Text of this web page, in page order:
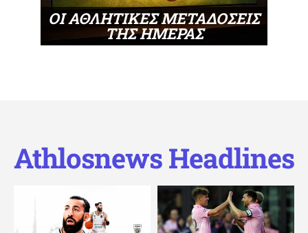
ΟΙ ΑΘΛΗΤΙΚΕΣ ΜΕΤΑΔΟΣΕΙΣ
ΤΗΣ ΗΜΕΡΑΣ
Athlosnews Headlines